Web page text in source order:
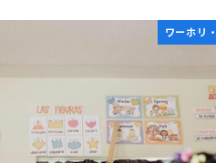
ワーホリ